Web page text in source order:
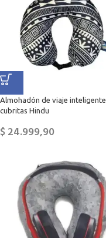
Almohadón de viaje inteligente
cubritas Hindu
$24.999,90